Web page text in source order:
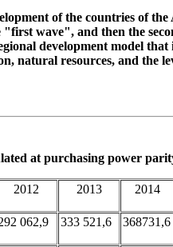
of the countries of
wave", and then the
development model
natural resources, and the
at purchasing power
2012 2013 2014
062,9 333 521,6 368731,6